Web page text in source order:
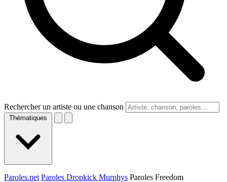
Rechercher un artiste ou une chanson
Thématiques
Paroles.net Paroles Dropkick Murphys Paroles Freedom